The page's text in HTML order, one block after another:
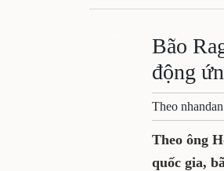
QUÊ HƯƠNG - ĐẤT
VĂN BẢN, CHÍNH
Bão
động
Theo
Theo ông
quốc gia,